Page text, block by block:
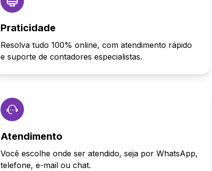
Praticidade
Resolva tudo 100% online, com atendimento rápido
e suporte de contadores especialistas.
Atendimento
Você escolhe onde ser atendido, seja por WhatsApp,
telefone, e-mail ou chat.